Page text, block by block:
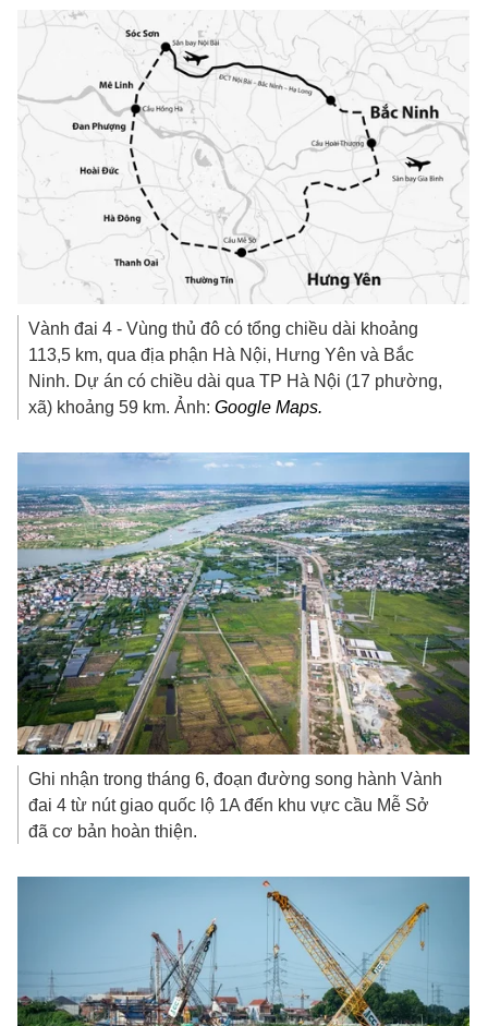
Vành đai 4 - Vùng thủ đô có tổng chiều dài khoảng
113,5 km, qua địa phận Hà Nội, Hưng Yên và Bắc
Ninh. Dự án có chiều dài qua TP Hà Nội (17 phường,
xã) khoảng 59 km. Ảnh:Google Maps.
Ghi nhận trong tháng 6, đoạn đường song hành Vành
đai 4 từ nút giao quốc lộ 1A đến khu vực cầu Mễ Sở
đã cơ bản hoàn thiện.